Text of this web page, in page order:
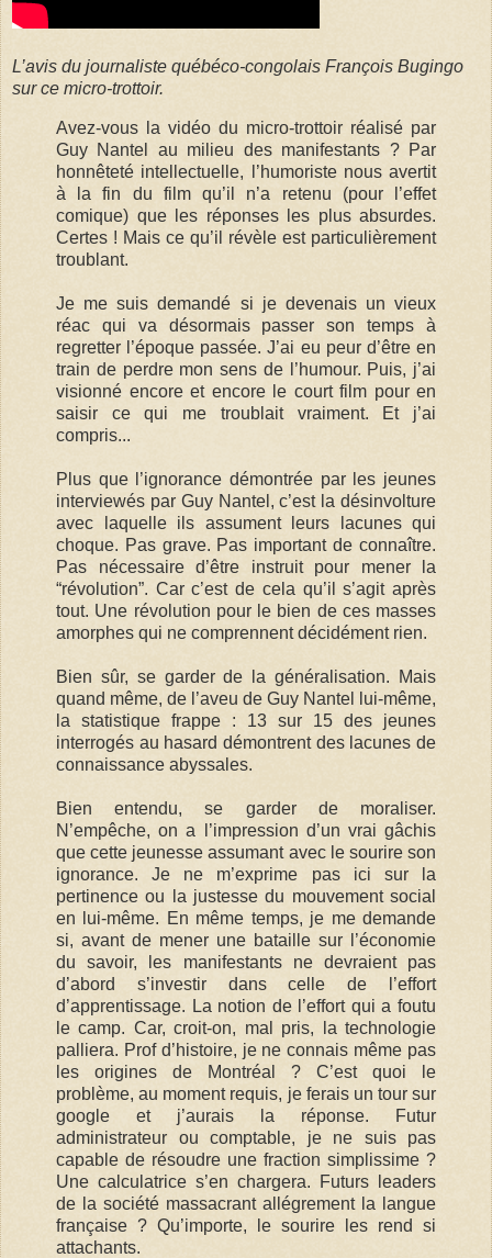
L’avis du journaliste québéco-congolais François Bugingo
sur ce micro-trottoir.
Avez-vous la vidéo du micro-trottoir réalisé par
Guy Nantel au milieu des manifestants ? Par
honnêteté intellectuelle, l’humoriste nous avertit
à la fin du film qu’il n’a retenu (pour l’effet
comique) que les réponses les plus absurdes.
Certes ! Mais ce qu’il révèle est particulièrement
troublant.
Je me suis demandé si je devenais un vieux
réac qui va désormais passer son temps à
regretter l’époque passée. J’ai eu peur d’être en
train de perdre mon sens de l’humour. Puis, j’ai
visionné encore et encore le court film pour en
saisir ce qui me troublait vraiment. Et j’ai
compris...
Plus que l’ignorance démontrée par les jeunes
interviewés par Guy Nantel, c’est la désinvolture
avec laquelle ils assument leurs lacunes qui
choque. Pas grave. Pas important de connaître.
Pas nécessaire d’être instruit pour mener la
“révolution”. Car c’est de cela qu’il s’agit après
tout. Une révolution pour le bien de ces masses
amorphes qui ne comprennent décidément rien.
Bien sûr, se garder de la généralisation. Mais
quand même, de l’aveu de Guy Nantel lui-même,
la statistique frappe : 13 sur 15 des jeunes
interrogés au hasard démontrent des lacunes de
connaissance abyssales.
Bien entendu, se garder de moraliser.
N’empêche, on a l’impression d’un vrai gâchis
que cette jeunesse assumant avec le sourire son
ignorance. Je ne m’exprime pas ici sur la
pertinence ou la justesse du mouvement social
en lui-même. En même temps, je me demande
si, avant de mener une bataille sur l’économie
du savoir, les manifestants ne devraient pas
d’abord s’investir dans celle de l’effort
d’apprentissage. La notion de l’effort qui a foutu
le camp. Car, croit-on, mal pris, la technologie
palliera. Prof d’histoire, je ne connais même pas
les origines de Montréal ? C’est quoi le
problème, au moment requis, je ferais un tour sur
google et j’aurais la réponse. Futur
administrateur ou comptable, je ne suis pas
capable de résoudre une fraction simplissime ?
Une calculatrice s’en chargera. Futurs leaders
de la société massacrant allégrement la langue
française ? Qu’importe, le sourire les rend si
attachants.